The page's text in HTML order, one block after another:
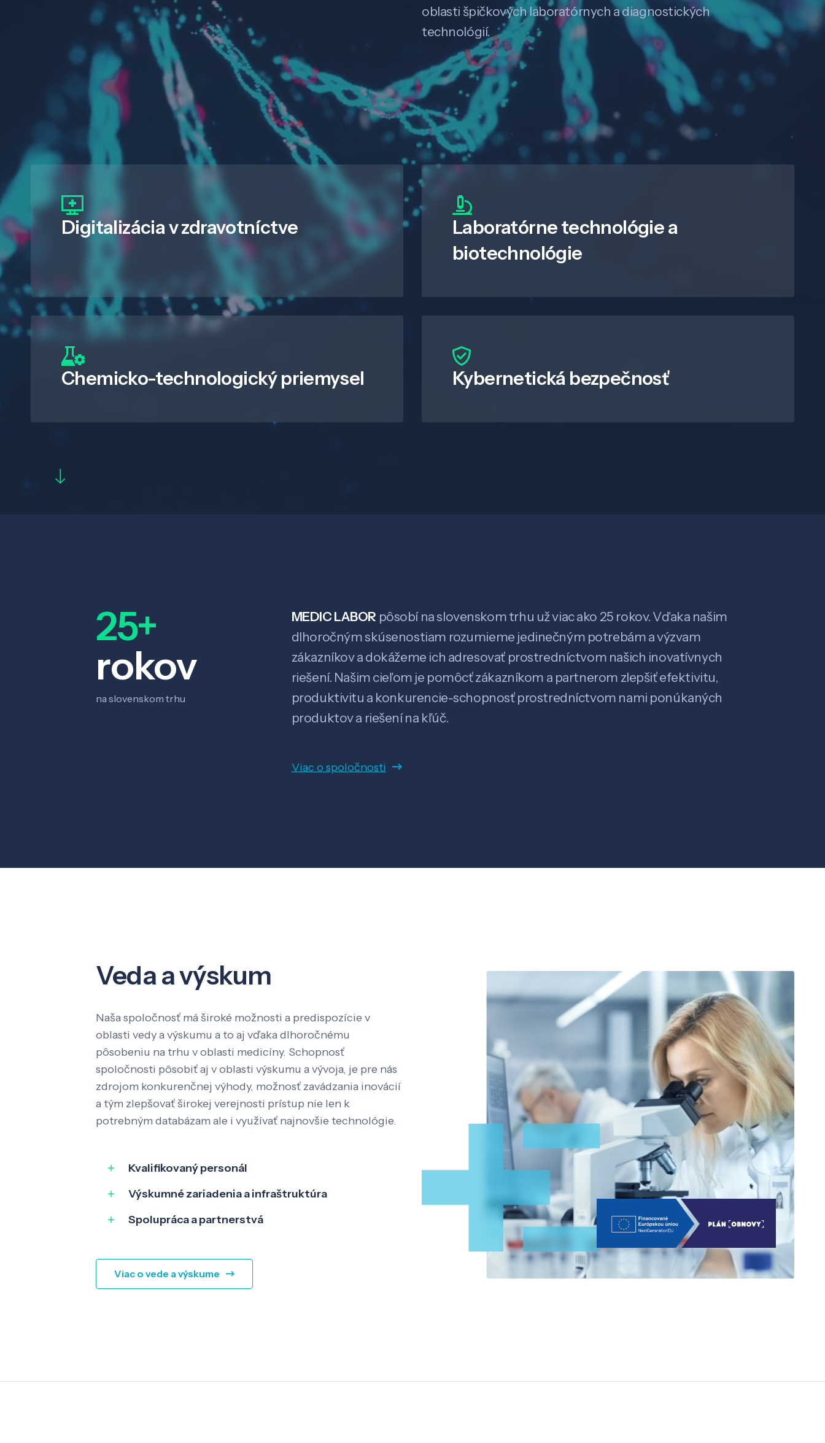
oblasti špičkových laboratórnych a diagnostických
technológií.
Digitalizáciav zdravotníctve
Laboratórne technológie a
biotechnológie
Chemicko-technologický priemysel Kybernetická bezpečnosť
25+
rokov
na slovenskom trhu
MEDIC LABOR pôsobí na slovenskom trhu už viac ako 25 rokov. Vďaka našim
dlhoročným skúsenostiam rozumieme jedinečným potrebám a výzvam
zákazníkov a dokážeme ich adresovať prostredníctvom našich inovatívnych
riešení. Našim cieľom je pomôcť zákazníkom a partnerom zlepšiť efektivitu,
produktivitu a konkurencie-schopnosť prostredníctvom nami ponúkaných
produktov a riešení na kľúč.
Viac o spoločnosti
Veda a výskum
Naša spoločnosť má široké možnosti a predispozície v
oblasti vedy a výskumu a to aj vďaka dlhoročnému
pôsobeniu na trhu v oblasti medicíny. Schopnosť
spoločnosti pôsobiť aj v oblasti výskumu a vývoja, je pre nás
zdrojom konkurenčnej výhody, možnosť zavádzania inovácií
a tým zlepšovať širokej verejnosti prístup nie len k
potrebným databázam ale i využívať najnovšie technológie.
Kvalifikovaný personál
Výskumné zariadenia a infraštruktúra
Spolupráca a partnerstvá
Viac o vede a výskume